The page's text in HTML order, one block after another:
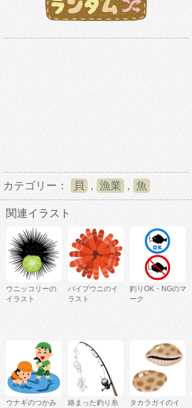
カテゴリー： 貝 , 漁業 , 魚
関連イラスト
ウニッコリーの
イラスト
パイプウニのイ
ラスト
釣りOK・NGのマ
ーク
ウナギのつかみ
絡まった釣り糸
タカラガイのイ